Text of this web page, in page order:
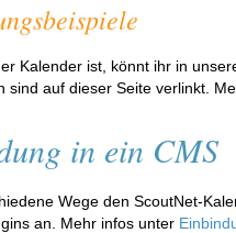
Kalender ist, könnt ihr in
sind auf dieser Seite verlinkt.
in ein CMS
Wege den ScoutNet-
an. Mehr infos unter